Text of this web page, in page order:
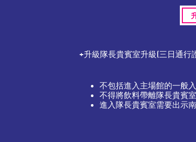
+升級隊長貴賓室升級(三日通行
不包括進入主場館的一般
不得將飲料帶離隊長貴賓室
進入隊長貴賓室需要出示